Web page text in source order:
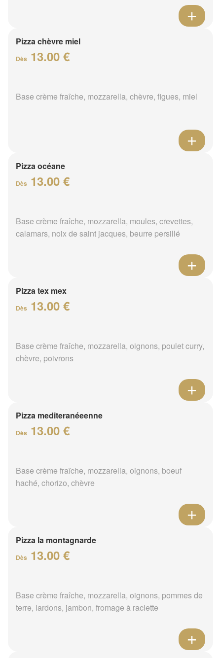
Pizza chèvre miel
Dès 13.00 €
Base crème fraîche, mozzarella, chèvre, figues, miel
Pizza océane
Dès 13.00 €
Base crème fraîche, mozzarella, moules, crevettes,
calamars, noix de saint jacques, beurre persillé
Pizza tex mex
Dès 13.00 €
Base crème fraîche, mozzarella, oignons, poulet curry,
chèvre, poivrons
Pizza mediteranéeenne
Dès 13.00 €
Base crème fraîche, mozzarella, oignons, boeuf
haché, chorizo, chèvre
Pizza la montagnarde
Dès 13.00 €
Base crème fraîche, mozzarella, oignons, pommes de
terre, lardons, jambon, fromage à raclette